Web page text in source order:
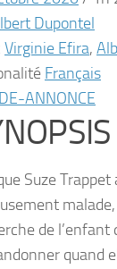
Dupontel
Virginie Efira,
Français
ANNONCE
Suze
de l’enfant
quand